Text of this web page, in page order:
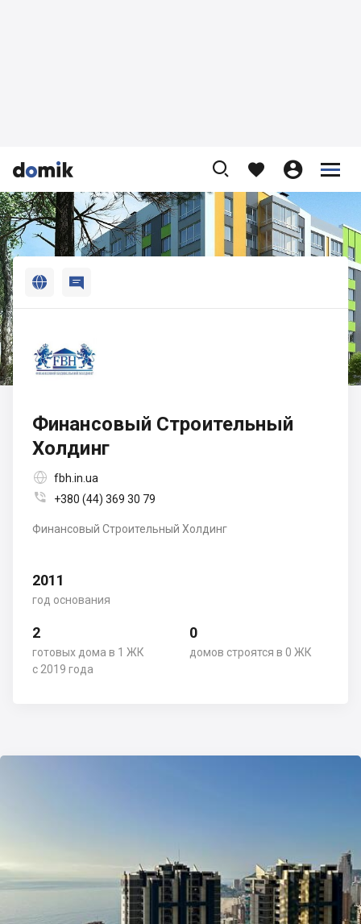


    




 
Финансовый Строительный
Холдинг
 fbh.in.ua
 +380 (44) 369 30 79
Финансовый Строительный Холдинг
2011
год основания
2
готовых дома в 1 ЖК
с 2019 года
0
домов строятся в 0 ЖК